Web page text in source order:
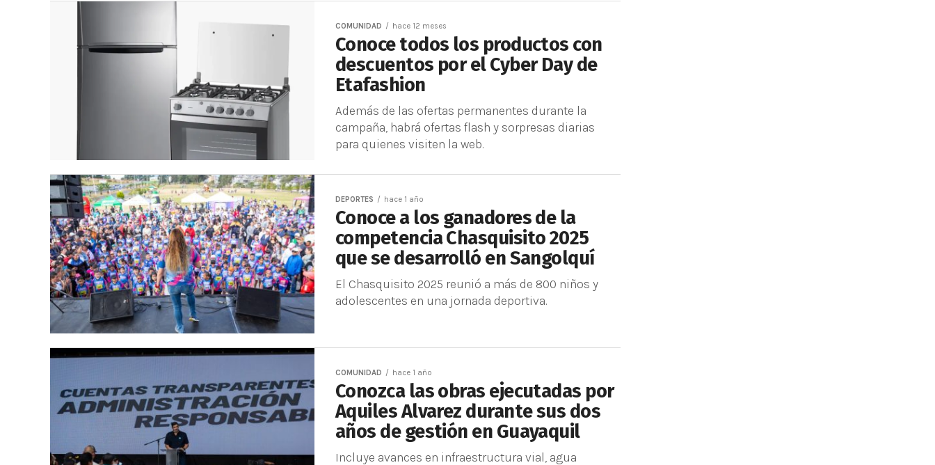
COMUNIDAD hace 12 meses
Conoce todos los productos con
descuentos por el Cyber Day de
Etafashion
Además de las ofertas permanentes durante la
campaña, habrá ofertas flash y sorpresas diarias
para quienes visiten la web.
DEPORTES hace 1 año
Conoce a los ganadores de la
competencia Chasquisito 2025
que se desarrolló en Sangolquí
El Chasquisito 2025 reunió a más de 800 niños y
adolescentes en una jornada deportiva.
COMUNIDAD hace 1 año
Conozca las obras ejecutadas por
Aquiles Alvarez durante sus dos
años de gestión en Guayaquil
Incluye avances en infraestructura vial, agua